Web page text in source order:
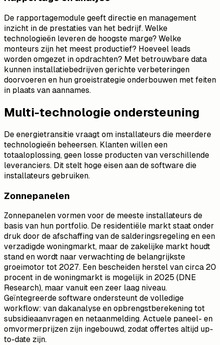
De rapportagemodule geeft directie en management
inzicht in de prestaties van het bedrijf. Welke
technologieën leveren de hoogste marge? Welke
monteurs zijn het meest productief? Hoeveel leads
worden omgezet in opdrachten? Met betrouwbare data
kunnen installatiebedrijven gerichte verbeteringen
doorvoeren en hun groeistrategie onderbouwen met feiten
in plaats van aannames.
Multi-technologie ondersteuning
De energietransitie vraagt om installateurs die meerdere
technologieën beheersen. Klanten willen een
totaaloplossing, geen losse producten van verschillende
leveranciers. Dit stelt hoge eisen aan de software die
installateurs gebruiken.
Zonnepanelen
Zonnepanelen vormen voor de meeste installateurs de
basis van hun portfolio. De residentiële markt staat onder
druk door de afschaffing van de salderingsregeling en een
verzadigde woningmarkt, maar de zakelijke markt houdt
stand en wordt naar verwachting de belangrijkste
groeimotor tot 2027. Een bescheiden herstel van circa 20
procent in de woningmarkt is mogelijk in 2025 (DNE
Research), maar vanuit een zeer laag niveau.
Geïntegreerde software ondersteunt de volledige
workflow: van dakanalyse en opbrengstberekening tot
subsidieaanvragen en netaanmelding. Actuele paneel- en
omvormerprijzen zijn ingebouwd, zodat offertes altijd up-
to-date zijn.